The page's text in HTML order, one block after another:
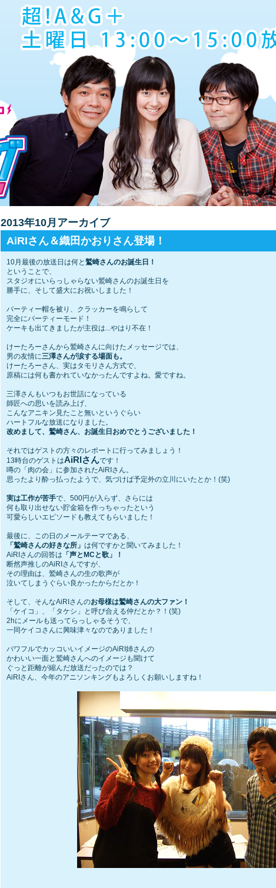
2013年10月アーカイブ
AiRIさん＆織田かおりさん登場！
10月最後の放送日は何と 鷲崎さんのお誕生日！
ということで、
スタジオにいらっしゃらない鷲崎さんのお誕生日を
勝手に、そして盛大にお祝いしました！
パーティー帽を被り、クラッカーを鳴らして
完全にパーティーモード！
ケーキも出てきましたが主役は...やはり不在！
けーたろーさんから鷲崎さんに向けたメッセージでは、
男の友情に三澤さんが涙する場面も。
けーたろーさん、実はタモリさん方式で、
原稿には何も書かれていなかったんですよね。愛ですね。
三澤さんもいつもお世話になっている
師匠への思いを読み上げ、
こんなアニキン見たこと無いというぐらい
ハートフルな放送になりました。
改めまして、鷲崎さん、 お誕生日おめでとうございました！
それではゲストの方々のレポートに行ってみましょう！
13時台のゲストはAiRIさんです！
噂の「肉の会」に参加されたAiRIさん。
思ったより酔っ払ったようで、気づけば予定外の立川にいたとか！(笑)
実は工作が苦手で、500円が入らず、さらには
何も取り出せない貯金箱を作っちゃったという
可愛らしいエピソードも教えてもらいました！
最後に、この日のメールテーマである、
「鷲崎さんの好きな所」 は何ですかと聞いてみました！
AiRIさんの回答は 「声とMCと歌」！
断然声推しのAiRIさんですが、
その理由は、鷲崎さんの生の歌声が
泣いてしまうぐらい良かったからだとか！
そして、そんなAiRIさんのお母様は鷲崎さんの大ファン！
「ケイコ」、「タケシ」と呼び合える仲だとか？！(笑)
2hにメールも送ってらっしゃるそうで、
一同ケイコさんに興味津々なのでありました！
パワフルでカッコいいイメージのAiRI姉さんの
かわいい一面と鷲崎さんへのイメージも聞けて
ぐっと距離が縮んだ放送だったのでは？
AiRIさん、今年のアニソンキングもよろしくお願いしますね！